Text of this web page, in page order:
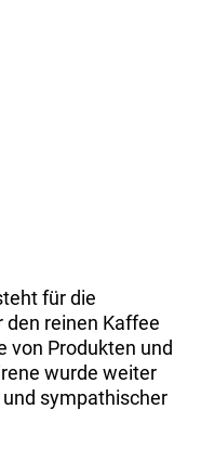
für die
den reinen Kaffee
von Produkten und
wurde weiter
sympathischer